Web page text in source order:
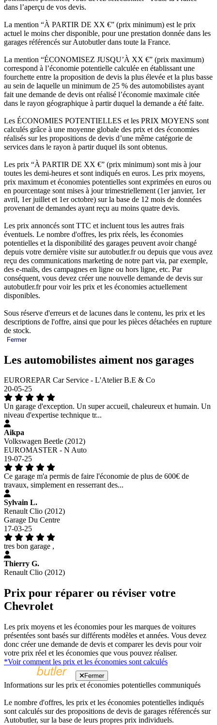
dans l’aperçu de vos devis.
La mention “À PARTIR DE XX €” (prix minimum) est le prix
actuel le moins cher disponible, pour une prestation donnée dans les
garages référencés sur Autobutler dans toute la France.
La mention “ÉCONOMISEZ JUSQU’À XX €” (prix maximum)
correspond à l’économie potentielle calculée en établissant une
fourchette entre la proposition de devis la plus élevée et la plus basse
au sein de laquelle un minimum de 25 % des automobilistes ayant
fait une demande de devis ont réalisé l’économie maximale citée
dans le rayon géographique à partir duquel la demande a été faite.
Les ÉCONOMIES POTENTIELLES et les PRIX MOYENS sont
calculés grâce à une moyenne globale des prix et des économies
réalisés sur les propositions de devis d’une même catégorie de
services dans le rayon à partir duquel ils sont obtenus.
Les prix “À PARTIR DE XX €” (prix minimum) sont mis à jour
toutes les demi-heures et sont indiqués en euros. Les prix moyens,
prix maximum et économies potentielles sont exprimées en euros ou
en pourcentage sont mises à jour trimestriellement (1er janvier, 1er
avril, 1er juillet et 1er octobre) sur la base de 12 mois de données
provenant de demandes ayant reçu au moins quatre devis.
Les prix annoncés sont TTC et incluent tous les autres frais
éventuels. Le nombre d'offres, les prix réels, les économies
potentielles et la disponibilité des garages peuvent avoir changé
depuis votre dernière visite sur autobutler.fr ou depuis que vous avez
reçu des communications marketing de notre part via, par exemple,
des e-mails, des campagnes en ligne ou hors ligne, etc. Par
conséquent, vous devez créer une nouvelle demande de devis sur
autobutler.fr pour voir les prix et les économies actuellement
disponibles.
Sous réserve d'erreurs et de lacunes dans le contenu, les prix et les
descriptions de l'offre, ainsi que pour les pièces détachées en rupture
de stock.
Fermer
Les automobilistes aiment nos garages
EUROREPAR Car Service - L'Atelier B.E & Co
20-05-25
Un garage d'exception. Un super accueil, chaleureux et humain. Un
niveau d'expertise technique tr...
Aikpa
Volkswagen Beetle (2012)
EUROMASTER - N Auto
19-07-25
Ce garage m'a permis de faire l'économie de plus de 600€ de
travaux, simplement en resserrant des...
Sylvain L.
Renault Clio (2012)
Garage Du Centre
17-03-25
tres bon garage ,
Thierry G.
Renault Clio (2012)
Prix pour réparer ou réviser votre
Chevrolet
Les prix moyens et les économies pour les marques de voitures
présentées sont basés sur différents modèles et années. Vous devez
donc créer une demande de devis et comparer les devis pour voir
votre prix réel et les économies que vous pouvez réaliser.
*Voir comment les prix et les économies sont calculés
Fermer
Informations sur les prix et économies potentielles communiqués
Le nombre d'offres, les prix et les économies potentielles indiqués
sont calculés sur des propositions de devis de garages référencés sur
Autobutler, sur la base de leurs propres prix individuels.